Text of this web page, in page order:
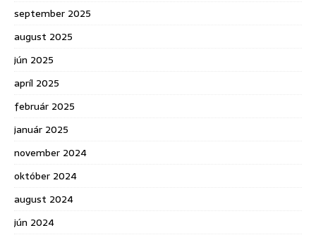
september 2025
august 2025
jún 2025
apríl 2025
február 2025
január 2025
november 2024
október 2024
august 2024
jún 2024